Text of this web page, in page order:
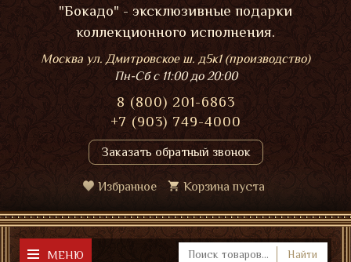
"Бокадо" - эксклюзивные подарки
коллекционного исполнения.
Москва ул. Дмитровское ш. д5к1 (производство)
Пн-Сбс 11:00 до 20:00
8 (800) 201-6863
+7 (903) 749-4000
Заказать обратный звонок
Избранное Корзина пуста
МЕНЮ Найти